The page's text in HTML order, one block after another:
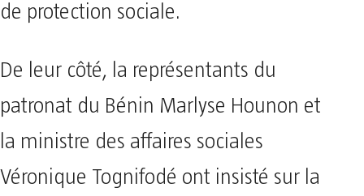
de protection sociale.
De leur côté, la représentants du
patronat du Bénin Marlyse Hounon et
la ministre des affaires sociales
Véronique Tognifodé ont insisté sur la